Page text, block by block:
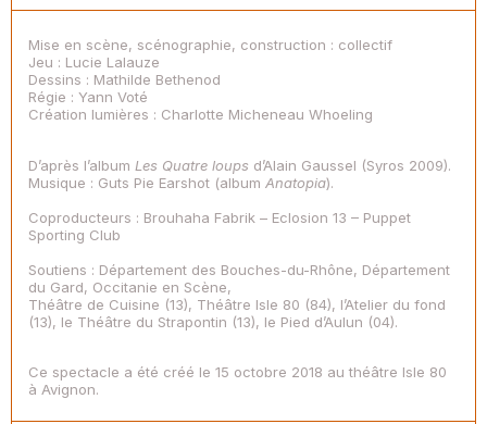
Mise en scène, scénographie, construction : collectif
Jeu : Lucie Lalauze
Dessins : Mathilde Bethenod
Régie : Yann Voté
Création lumières : Charlotte Micheneau Whoeling
D’après l’album Les Quatre loups d’Alain Gaussel (Syros 2009).
Musique : Guts Pie Earshot (album Anatopia).
Coproducteurs : Brouhaha Fabrik – Eclosion 13 – Puppet
Sporting Club
Soutiens : Département des Bouches-du-Rhône, Département
du Gard, Occitanie en Scène,
Théâtre de Cuisine (13), Théâtre Isle 80 (84), l’Atelier du fond
(13), le Théâtre du Strapontin (13), le Pied d’Aulun (04).
Ce spectacle a été créé le 15 octobre 2018 au théâtre Isle 80
à Avignon.